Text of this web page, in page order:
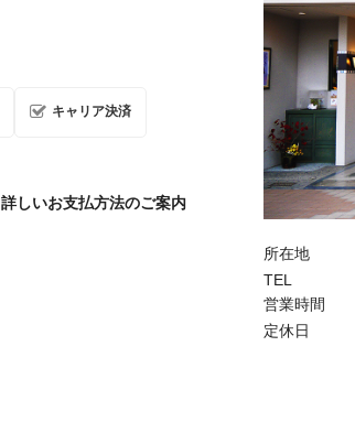
キャリア決済
詳しいお支払方法のご案内
所在地
TEL
営業時間
定休日